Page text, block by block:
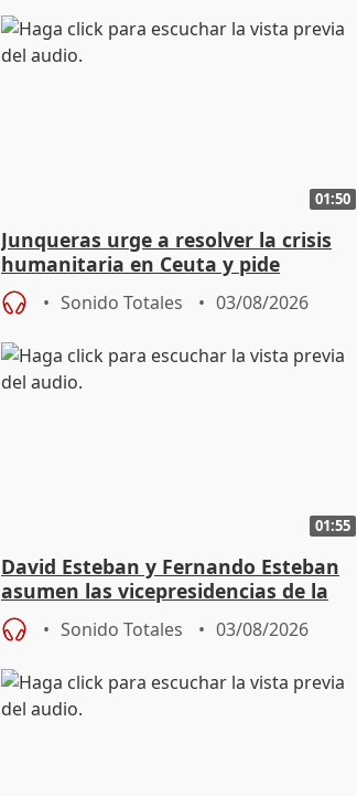
01:50
Junqueras urge a resolver la crisis
humanitaria en Ceuta y pide
responsabilidad a la UE
Sonido Totales 03/08/2026
01:55
David Esteban y Fernando Esteban
asumen las vicepresidencias de la
Diputación de Valladolid
Sonido Totales 03/08/2026